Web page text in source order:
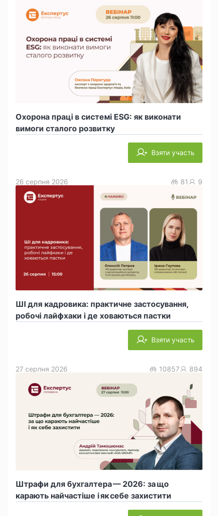
Охорона праці в системі ESG: як виконати
вимоги сталого розвитку
Взяти участь
ШІ для кадровика: практичне застосування,
робочі лайфхаки і де ховаються пастки
26 серпня 2026 81 9
Взяти участь
Штрафи для бухгалтера — 2026: за що
карають найчастіше і як себе захистити
27 серпня 2026 10857 894